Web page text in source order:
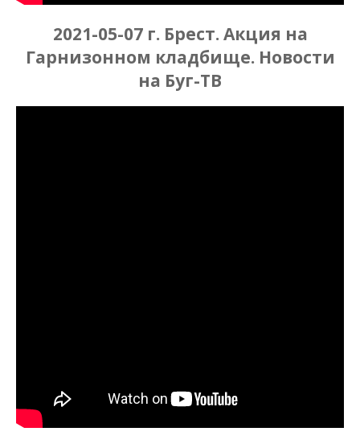
2021-05-07 г. Брест. Акция на
Гарнизонном кладбище. Новости
на Буг-ТВ